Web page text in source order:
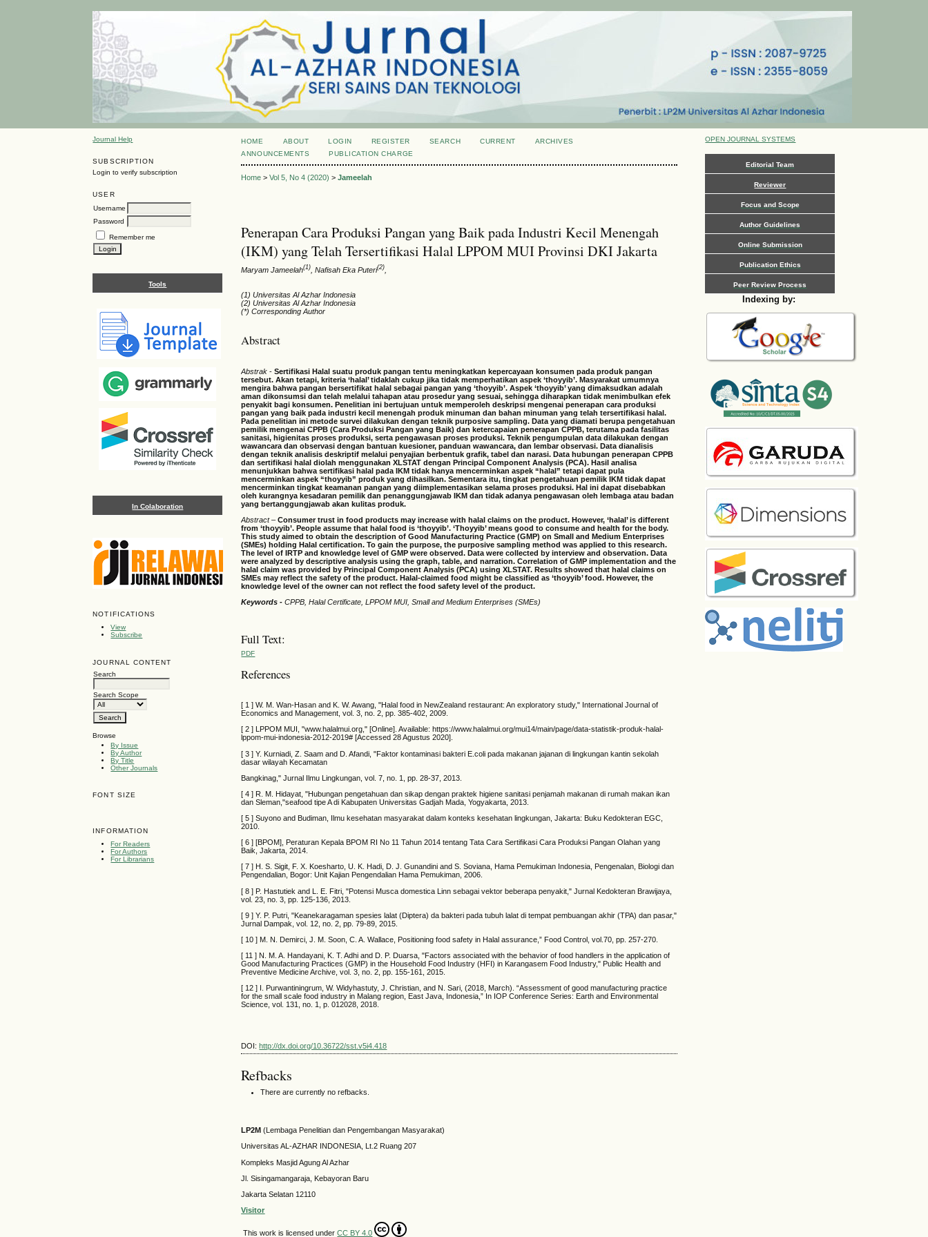
Journal Help
SUBSCRIPTION
Login to verify subscription
USER
Username
Password
Remember me
Tools
In Colaboration
NOTIFICATIONS
View
Subscribe
JOURNAL CONTENT
Search
Search Scope
Browse
By Issue
By Author
By Title
Other Journals
FONT SIZE
INFORMATION
For Readers
For Authors
For Librarians
OPEN JOURNAL SYSTEMS
Editorial Team
Reviewer
Focus and Scope
Author Guidelines
Online Submission
Publication Ethics
Peer Review Process
Indexing by:
HOME ABOUT LOGIN REGISTER SEARCH CURRENT
ARCHIVES
ANNOUNCEMENTS
PUBLICATION CHARGE
Home >Vol 5, No 4 (2020) >Jameelah
Penerapan Cara Produksi Pangan yang Baik pada Industri Kecil Menengah
(IKM) yang Telah Tersertifikasi Halal LPPOM MUI Provinsi DKI Jakarta
Maryam Jameelah(1) , Nafisah Eka Puteri(2)
(1) Universitas Al Azhar Indonesia
(2) Universitas Al Azhar Indonesia
(*) Corresponding Author
Abstract
Abstrak -Sertifikasi Halal suatu produk pangan tentu meningkatkan kepercayaan konsumen pada produk pangan
tersebut. Akan tetapi, kriteria ‘halal’ tidaklah cukup jika tidak memperhatikan aspek ‘thoyyib’. Masyarakat umumnya
mengira bahwa pangan bersertifikat halal sebagai pangan yang ‘thoyyib’. Aspek ‘thoyyib’ yang dimaksudkan adalah
aman dikonsumsi dan telah melalui tahapan atau prosedur yang sesuai, sehingga diharapkan tidak menimbulkan efek
penyakit bagi konsumen. Penelitian ini bertujuan untuk memperoleh deskripsi mengenai penerapan cara produksi
pangan yang baik pada industri kecil menengah produk minuman dan bahan minuman yang telah tersertifikasi halal.
Pada penelitian ini metode survei dilakukan dengan teknik purposive sampling. Data yang diamati berupa pengetahuan
pemilik mengenai CPPB (Cara Produksi Pangan yang Baik) dan ketercapaian penerapan CPPB, terutama pada fasilitas
sanitasi, higienitas proses produksi, serta pengawasan proses produksi. Teknik pengumpulan data dilakukan dengan
wawancara dan observasi dengan bantuan kuesioner, panduan wawancara, dan lembar observasi. Data dianalisis
dengan teknik analisis deskriptif melalui penyajian berbentuk grafik, tabel dan narasi. Data hubungan penerapan CPPB
dan sertifikasi halal diolah menggunakan XLSTAT dengan Principal Component Analysis (PCA). Hasil analisa
menunjukkan bahwa sertifikasi halal pada IKM tidak hanya mencerminkan aspek “halal” tetapi dapat pula
mencerminkan aspek “thoyyib” produk yang dihasilkan. Sementara itu, tingkat pengetahuan pemilik IKM tidak dapat
mencerminkan tingkat keamanan pangan yang diimplementasikan selama proses produksi. Hal ini dapat disebabkan
oleh kurangnya kesadaran pemilik dan penanggungjawab IKM dan tidak adanya pengawasan oleh lembaga atau badan
yang bertanggungjawab akan kulitas produk.
Abstract–Consumer trust in food products may increase with halal claims on the product. However, ‘halal’ is different
from ‘thoyyib’. People assume that halal food is ‘thoyyib’. ‘Thoyyib’ means good to consume and health for the body.
This study aimed to obtain the description of Good Manufacturing Practice (GMP) on Small and Medium Enterprises
(SMEs) holding Halal certification. To gain the purpose, the purposive sampling method was applied to this research.
The level of IRTP and knowledge level of GMP were observed. Data were collected by interview and observation. Data
were analyzed by descriptive analysis using the graph, table, and narration. Correlation of GMP implementation and the
halal claim was provided by Principal Component Analysis (PCA) using XLSTAT. Results showed that halal claims on
SMEs may reflect the safety of the product. Halal-claimed food might be classified as ‘thoyyib’ food. However, the
knowledge level of the owner can not reflect the food safety level of the product.
Keywords -CPPB, Halal Certificate, LPPOM MUI, Small and Medium Enterprises (SMEs)
Full Text:
PDF
References
[ 1 ] W. M. Wan-Hasan and K. W. Awang, "Halal food in NewZealand restaurant: An exploratory study," International Journal of
Economics and Management, vol. 3, no. 2, pp. 385-402, 2009.
[ 2 ] LPPOM MUI, "www.halalmui.org," [Online]. Available: https://www.halalmui.org/mui14/main/page/data-statistik-produk-halal-
lppom-mui-indonesia-2012-2019# [Accessed 28 Agustus 2020].
[ 3 ] Y. Kurniadi, Z. Saam and D. Afandi, "Faktor kontaminasi bakteri E.coli pada makanan jajanan di lingkungan kantin sekolah
dasar wilayah Kecamatan
Bangkinag," Jurnal Ilmu Lingkungan, vol. 7, no. 1, pp. 28-37, 2013.
[ 4 ] R. M. Hidayat, "Hubungan pengetahuan dan sikap dengan praktek higiene sanitasi penjamah makanan di rumah makan ikan
dan Sleman,"seafood tipe A di Kabupaten Universitas Gadjah Mada, Yogyakarta, 2013.
[ 5 ] Suyono and Budiman, Ilmu kesehatan masyarakat dalam konteks kesehatan lingkungan, Jakarta: Buku Kedokteran EGC,
2010.
[ 6 ] [BPOM], Peraturan Kepala BPOM RI No 11 Tahun 2014 tentang Tata Cara Sertifikasi Cara Produksi Pangan Olahan yang
Baik, Jakarta, 2014.
[ 7 ] H. S. Sigit, F. X. Koesharto, U. K. Hadi, D. J. Gunandini and S. Soviana, Hama Pemukiman Indonesia, Pengenalan, Biologi dan
Pengendalian, Bogor: Unit Kajian Pengendalian Hama Pemukiman, 2006.
[ 8 ] P. Hastutiek and L. E. Fitri, "Potensi Musca domestica Linn sebagai vektor beberapa penyakit," Jurnal Kedokteran Brawijaya,
vol. 23, no. 3, pp. 125-136, 2013.
[ 9 ] Y. P. Putri, "Keanekaragaman spesies lalat (Diptera) da bakteri pada tubuh lalat di tempat pembuangan akhir (TPA) dan pasar,"
Jurnal Dampak, vol. 12, no. 2, pp. 79-89, 2015.
[ 10 ] M. N. Demirci, J. M. Soon, C. A. Wallace, Positioning food safety in Halal assurance,” Food Control, vol.70, pp. 257-270.
[ 11 ] N. M. A. Handayani, K. T. Adhi and D. P. Duarsa, "Factors associated with the behavior of food handlers in the application of
Good Manufacturing Practices (GMP) in the Household Food Industry (HFI) in Karangasem Food Industry," Public Health and
Preventive Medicine Archive, vol. 3, no. 2, pp. 155-161, 2015.
[ 12 ] I. Purwantiningrum, W. Widyhastuty, J. Christian, and N. Sari, (2018, March). “Assessment of good manufacturing practice
for the small scale food industry in Malang region, East Java, Indonesia,” In IOP Conference Series: Earth and Environmental
Science, vol. 131, no. 1, p. 012028, 2018.
DOI:http://dx.doi.org/10.36722/sst.v5i4.418
Refbacks
There are currently no refbacks.
LP2M (Lembaga Penelitian dan Pengembangan Masyarakat)
Universitas AL-AZHAR INDONESIA, Lt.2 Ruang 207
Kompleks Masjid Agung Al Azhar
Jl. Sisingamangaraja, Kebayoran Baru
Jakarta Selatan 12110
Visitor
This work is licensed underCC BY 4.0